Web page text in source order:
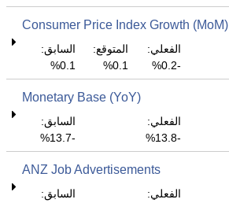
Consumer Price Index Growth (MoM)
الفعلي:
-0.2%
المتوقع:
0.1%
السابق:
0.1%
Monetary Base (YoY)
الفعلي:
-13.8%
السابق:
-13.7%
ANZ Job Advertisements
الفعلي:
السابق: